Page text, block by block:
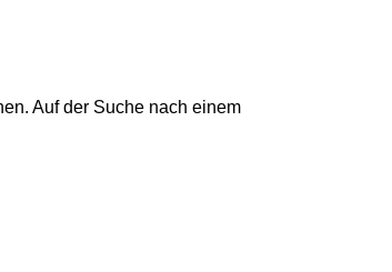
Auf der Suche nach einem